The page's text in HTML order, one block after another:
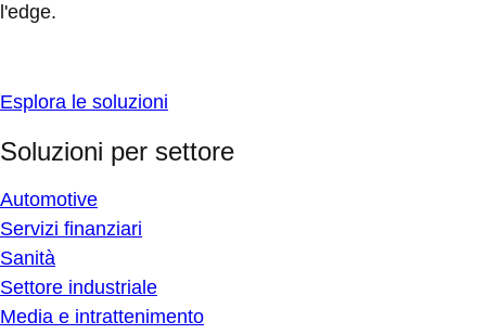
l'edge.
Esplora le soluzioni
Soluzioni per settore
Automotive
Servizi finanziari
Sanità
Settore industriale
Media e intrattenimento